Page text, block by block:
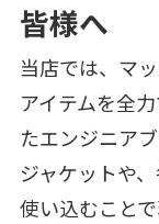
皆様へ
当店では、マ
アイテムを全
たエンジニア
ジャケットや
使い込むこと